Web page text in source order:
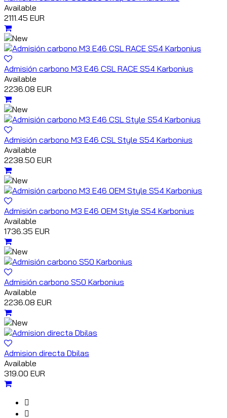
Available
2111.45 EUR
Admisión carbono M3 E46 CSL RACE S54 Karbonius
Available
2236.08 EUR
Admisión carbono M3 E46 CSL Style S54 Karbonius
Available
2238.50 EUR
Admisión carbono M3 E46 OEM Style S54 Karbonius
Available
1736.35 EUR
Admisión carbono S50 Karbonius
Available
2236.08 EUR
Admision directa Dbilas
Available
319.00 EUR